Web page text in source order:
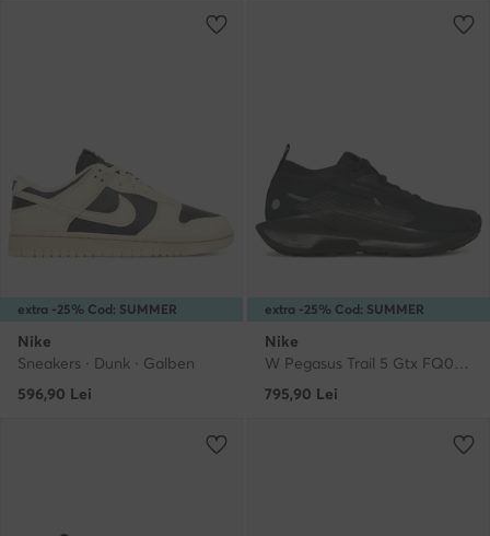
extra -25% Cod: SUMMER
Nike
Sneakers · Dunk · Galben
596,90 Lei
extra -25% Cod: SUMMER
Nike
795,90 Lei